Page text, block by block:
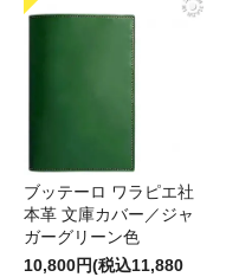
ブッテーロ ワラピエ社
本革 文庫カバー／ジャ
ガーグリーン色
10,800円(税込11,880